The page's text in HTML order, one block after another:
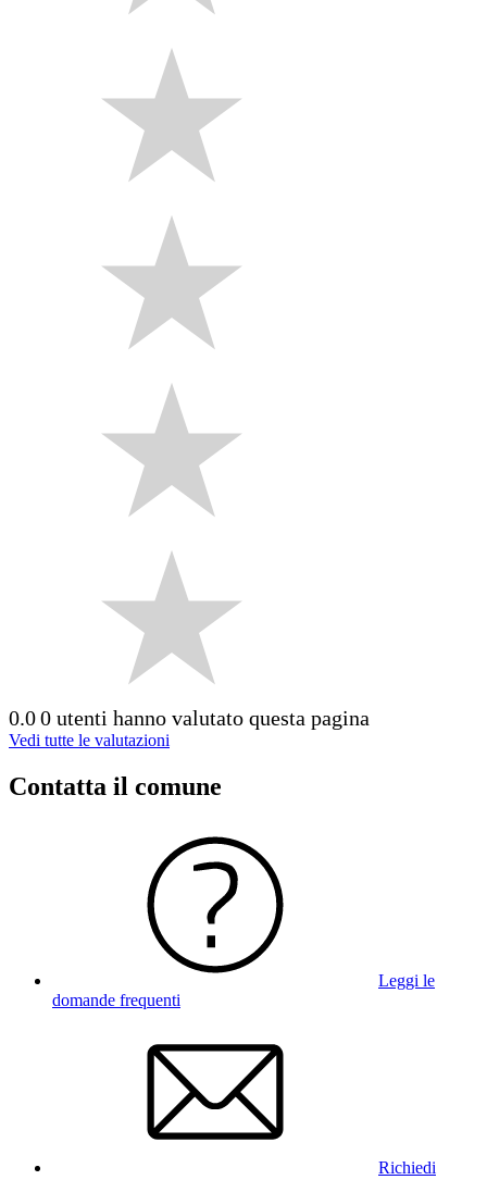
0.00 utenti hanno valutato questa pagina
Vedi tutte le valutazioni
Contatta il comune
Leggi le
domande frequenti
Richiedi